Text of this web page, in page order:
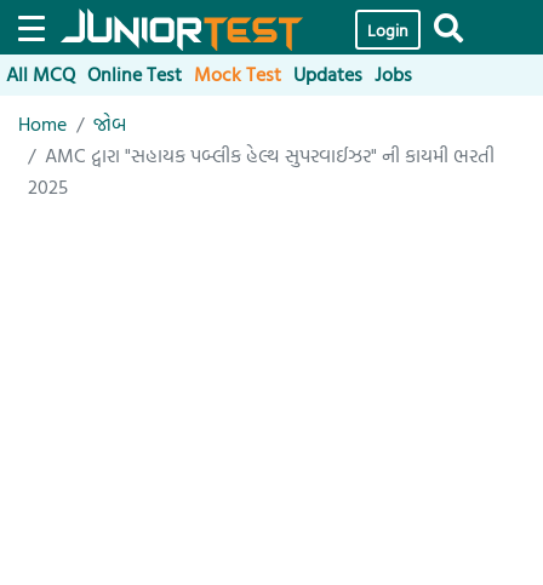
Login
All MCQ Online Test Mock Test Updates Jobs
Home
જોબ
AMC દ્વારા "સહાયક પબ્લીક હેલ્થ સુપરવાઈઝર" ની કાયમી ભરતી
2025